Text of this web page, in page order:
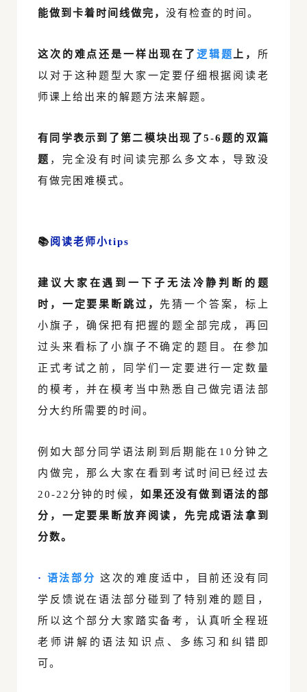
能做到卡着时间线做完， 没有检查的时间。
这次的难点还是一样出现在了 逻辑题 上， 所
以对于这种题型大家一定要仔细根据阅读老
师课上给出来的解题方法来解题。
有同学表示到了第二模块出现了5-6题的双篇
题 ，完全没有时间读完那么多文本，导致没
有做完困难模式。
📚︎阅读老师小tips
建议大家在遇到一下子无法冷静判断的题
时，一定要果断跳过， 先猜一个答案，标上
小旗子，确保把有把握的题全部完成，再回
过头来看标了小旗子不确定的题目。在参加
正式考试之前，同学们一定要进行一定数量
的模考，并在模考当中熟悉自己做完语法部
分大约所需要的时间。
例如大部分同学语法刷到后期能在10分钟之
内做完，那么大家在看到考试时间已经过去
20-22分钟的时候， 如果还没有做到语法的部
分，一定要果断放弃阅读，先完成语法拿到
分数。
· 语法部分 这次的难度适中，目前还没有同
学反馈说在语法部分碰到了特别难的题目，
所以这个部分大家踏实备考，认真听全程班
老师讲解的语法知识点、多练习和纠错即
可。